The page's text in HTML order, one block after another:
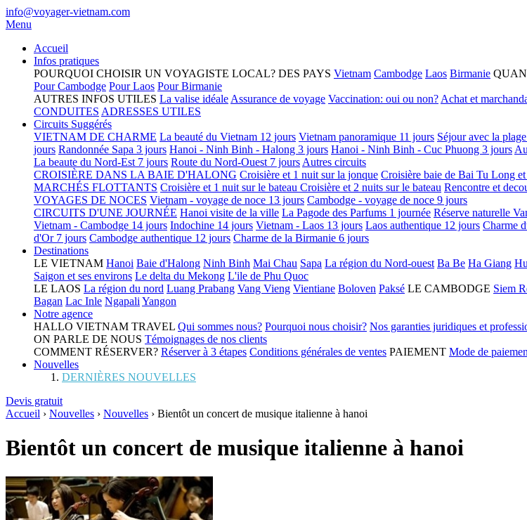
info@voyager-vietnam.com
Menu
Accueil
Infos pratiques
POURQUOI CHOISIR UN VOYAGISTE LOCAL? DES PAYS Vietnam Cambodge Laos Birmanie
Pour Cambodge Pour Laos Pour Birmanie
AUTRES INFOS UTILES La valise idéale Assurance de voyage Vaccination: oui ou non? Achat et
CONDUITES ADRESSES UTILES
Circuits Suggérés
VIETNAM DE CHARME La beauté du Vietnam 12 jours Vietnam panoramique 11 jours Séjour avec la
jours Randonnée Sapa 3 jours Hanoi - Ninh Binh - Halong 3 jours Hanoi - Ninh Binh - Cuc Phuong 3 jours
La beaute du Nord-Est 7 jours Route du Nord-Ouest 7 jours Autres circuits
CROISIÈRE DANS LA BAIE D'HALONG Croisière et 1 nuit sur la jonque Croisière baie de Bai Tu Long
MARCHÉS FLOTTANTS Croisière et 1 nuit sur le bateau Croisière et 2 nuits sur le bateau Rencontre et
VOYAGES DE NOCES Vietnam - voyage de noce 13 jours Cambodge - voyage de noce 9 jours
CIRCUITS D'UNE JOURNÉE Hanoi visite de la ville La Pagode des Parfums 1 journée Réserve naturelle
Vietnam - Cambodge 14 jours Indochine 14 jours Vietnam - Laos 13 jours Laos authentique 12 jours Charme
d'Or 7 jours Cambodge authentique 12 jours Charme de la Birmanie 6 jours
Destinations
LE VIETNAM Hanoi Baie d'Halong Ninh Binh Mai Chau Sapa La région du Nord-ouest Ba Be Ha Giang
Saigon et ses environs Le delta du Mekong L'ile de Phu Quoc
LE LAOS La région du nord Luang Prabang Vang Vieng Vientiane Boloven Paksé LE CAMBODGE Siem
Bagan Lac Inle Ngapali Yangon
Notre agence
HALLO VIETNAM TRAVEL Qui sommes nous? Pourquoi nous choisir? Nos garanties juridiques et
ON PARLE DE NOUS Témoignages de nos clients
COMMENT RÉSERVER? Réserver à 3 étapes Conditions générales de ventes PAIEMENT Mode de
Nouvelles
DERNIÈRES NOUVELLES
Devis gratuit
Accueil › Nouvelles › Nouvelles › Bientôt un concert de musique italienne à hanoi
Bientôt un concert de musique italienne à hanoi